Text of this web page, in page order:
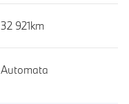
32 921km
Automata